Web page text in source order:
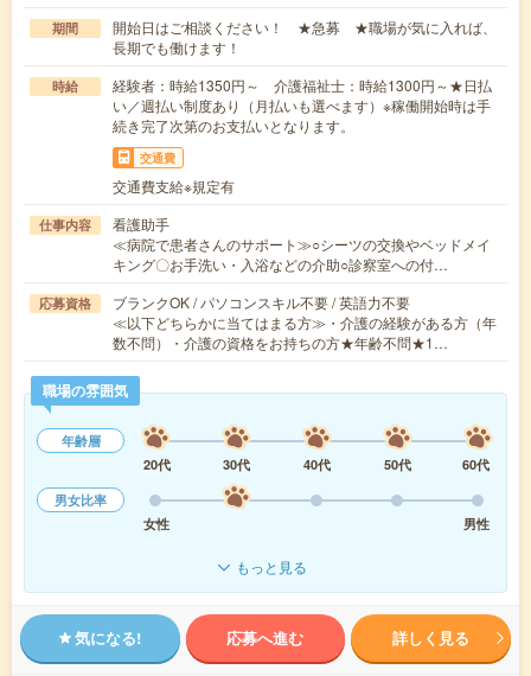
期間
開始日はご相談ください！ ★急募 ★職場が気に入れば、
長期でも働けます！
時給
経験者：時給1350円～ 介護福祉士：時給1300円～★日払
い／週払い制度あり（月払いも選べます）※稼働開始時は手
続き完了次第のお支払いとなります。
交通費
交通費支給※規定有
仕事内容
看護助手
≪病院で患者さんのサポート≫○シーツの交換やベッドメイ
キング〇お手洗い・入浴などの介助○診察室への付…
応募資格
ブランクOK / パソコンスキル不要 / 英語力不要
≪以下どちらかに当てはまる方≫・介護の経験がある方（年
数不問）・介護の資格をお持ちの方★年齢不問★1…
職場の雰囲気
年齢層
20代
30代 40代 50代
60代
男女比率
女性
男性
もっと見る
気になる! 応募へ進む 詳しく見る